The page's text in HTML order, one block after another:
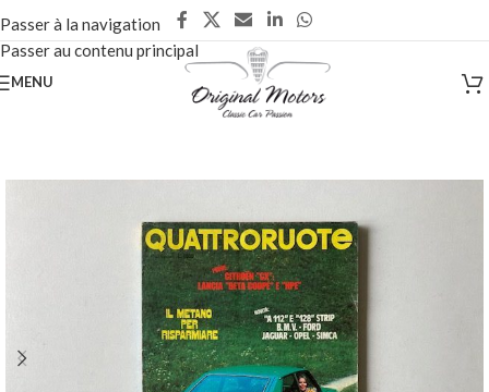
Passer à la navigation
Passer au contenu principal
MENU